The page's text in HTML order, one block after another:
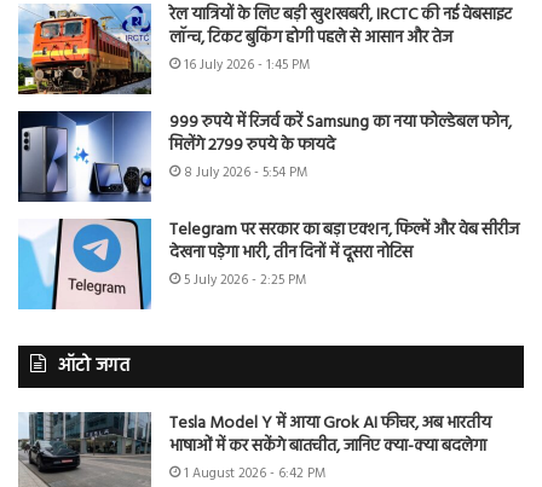
रेल यात्रियों के लिए बड़ी खुशखबरी, IRCTC की नई वेबसाइट
लॉन्च, टिकट बुकिंग होगी पहले से आसान और तेज
16 July 2026 - 1:45 PM
999 रुपये में रिजर्व करें Samsung का नया फोल्डेबल फोन,
मिलेंगे 2799 रुपये के फायदे
8 July 2026 - 5:54 PM
Telegram पर सरकार का बड़ा एक्शन, फिल्में और वेब सीरीज
देखना पड़ेगा भारी, तीन दिनों में दूसरा नोटिस
5 July 2026 - 2:25 PM
ऑटो जगत
Tesla Model Y में आया Grok AI फीचर, अब भारतीय
भाषाओं में कर सकेंगे बातचीत, जानिए क्या-क्या बदलेगा
1 August 2026 - 6:42 PM